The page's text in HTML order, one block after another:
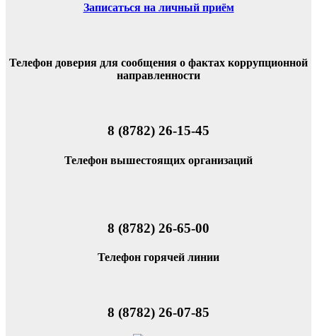
Записаться на личный приём
Телефон доверия для сообщения о фактах коррупционной
направленности
8 (8782) 26-15-45
Телефон вышестоящих организаций
8 (8782) 26-65-00
Телефон горячей линии
8 (8782) 26-07-85